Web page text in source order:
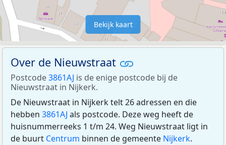
Bekijk kaart
Over de Nieuwstraat
Postcode3861AJ is de enige postcode bij de
Nieuwstraat in Nijkerk.
De Nieuwstraat in Nijkerk telt 26 adressen en die
hebben 3861AJ als postcode. Deze weg heeft de
huisnummerreeks 1 t/m 24. Weg Nieuwstraat ligt in
de buurt Centrum binnen de gemeente Nijkerk.